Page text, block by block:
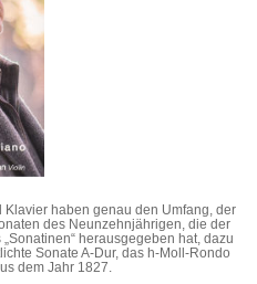
haben genau den Umfang, der
des Neunzehnjährigen, die der
herausgegeben hat, dazu
Sonate A-Dur, das h-Moll-Rondo
dem Jahr 1827.